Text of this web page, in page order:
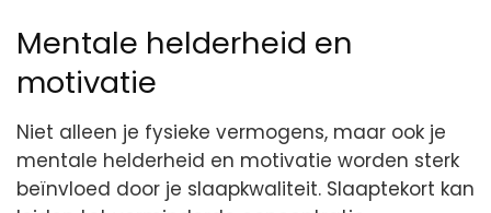
Mentale helderheid en
motivatie
Niet alleen je fysieke vermogens, maar ook je
mentale helderheid en motivatie worden sterk
beïnvloed door je slaapkwaliteit. Slaaptekort kan